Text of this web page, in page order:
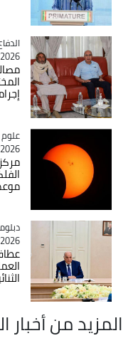
- 17:49
علوم
- 13:23
- 20:12
الثنائية
المزيد من أخبار